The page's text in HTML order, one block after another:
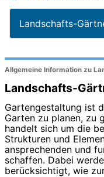
Landschafts-
Allgemeine Information zu
Landschafts-
Gartengestaltung ist
Garten zu planen, zu
handelt sich um die
Strukturen und
ansprechenden und
schaffen. Dabei
berücksichtigt, wie